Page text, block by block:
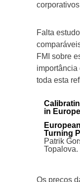
Falta
FMI sobre
importância
toda esta
in Europe
Turning
Patrik
Topalova.
Os preços